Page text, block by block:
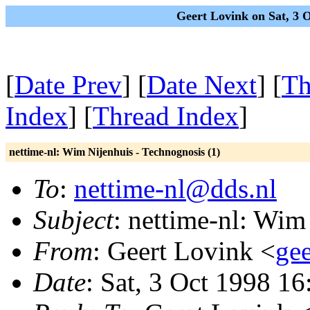
Geert Lovink on Sat, 3
[Date Prev] [Date Next] [
Index] [Thread Index]
nettime-nl: Wim Nijenhuis - Technognosis (1)
To: nettime-nl@dds.nl
Subject: nettime-nl:
From: Geert Lovink <
Date: Sat, 3 Oct 1998